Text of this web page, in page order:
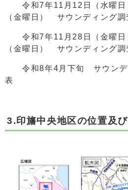
令和7年11月12日（水曜日
（金曜日） サウンディング調
令和7年11月28日（金曜日
（金曜日） サウンディング調
令和8年4月下旬 サウンデ
表
3.印旛中央地区の位置及